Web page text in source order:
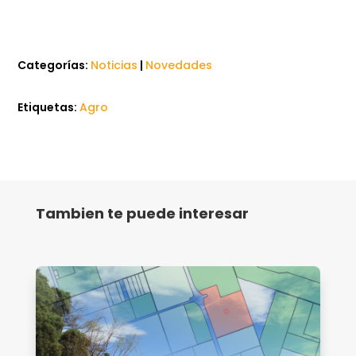
Categorías: Noticias | Novedades
Etiquetas:Agro
Tambien te puede interesar